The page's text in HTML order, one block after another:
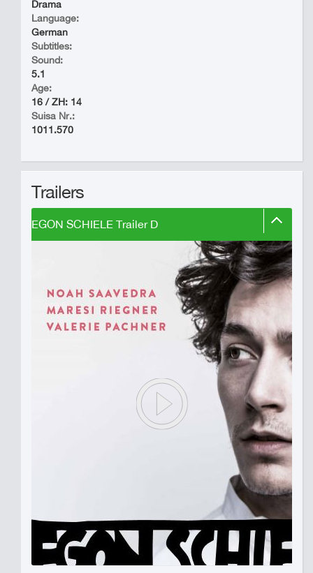
Drama
Language:
German
Subtitles:
Sound:
5.1
Age:
16 / ZH: 14
Suisa Nr.:
1011.570
Trailers
EGON SCHIELE Trailer D